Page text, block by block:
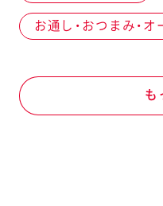
お通し・おつまみ・オ
マヨも